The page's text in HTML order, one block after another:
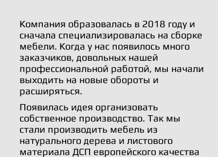
Компания образовалась в 2018 году и
сначала специализировалась на сборке
мебели. Когда у нас появилось много
заказчиков, довольных нашей
профессиональной работой, мы начали
выходить на новые обороты и
расширяться.
Появилась идея организовать
собственное производство. Так мы
стали производить мебель из
натурального дерева и листового
материала ДСП европейского качества